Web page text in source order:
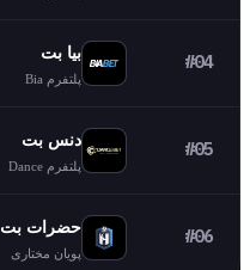
#04 بیا بت
پلتفرم Bia
#05 دنس بت
پلتفرم Dance
#06 حضرات بت
پویان مختاری